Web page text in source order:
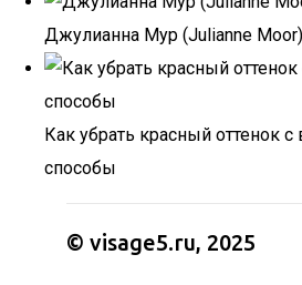
Джулианна Мур (Julianne Moor)
Как убрать красный оттенок
способы
© visage5.ru, 2025